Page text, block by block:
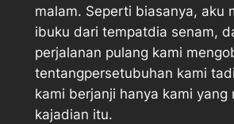
malam. Seperti biasanya, aku
ibuku dari tempatdia senam,
perjalanan pulang kami
tentangpersetubuhan kami
kami berjanji hanya kami yang
kajadian itu.